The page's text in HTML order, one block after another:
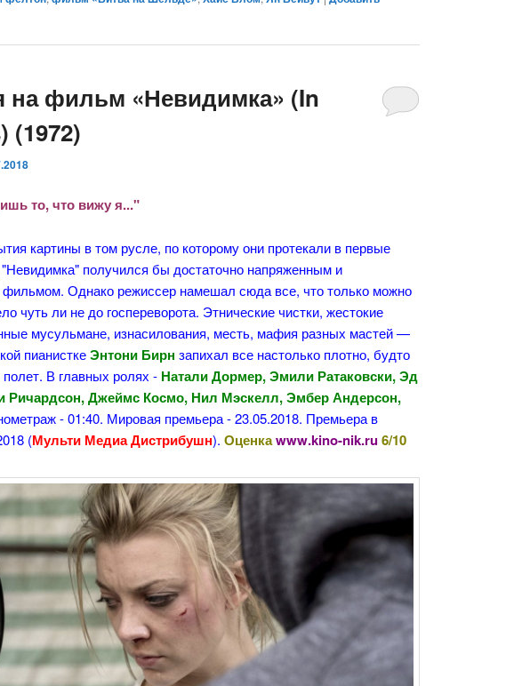
на фильм «Невидимка» (In
(1972)
то, что вижу я..."
картины в том русле, по которому они протекали в первые
получился бы достаточно напряженным и
Однако режиссер намешал сюда все, что только можно
чуть ли не до госпереворота. Этнические чистки, жестокие
мусульмане, изнасилования, месть, мафия разных мастей —
пианисткеЭнтони Бирн запихал все настолько плотно, будто
В главных ролях - Натали Дормер, Эмили Ратаковски, Эд
Ричардсон, Джеймс Космо, Нил Мэскелл, Эмбер Андерсон,
- 01:40. Мировая премьера - 23.05.2018. Премьера в
(Мульти Медиа Дистрибушн).Оценкаwww.kino-nik.ru6/10